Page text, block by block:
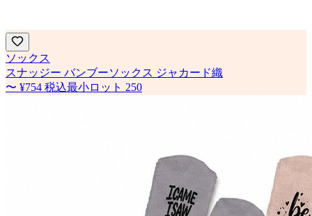
ソックス
スナッジー バンブーソックス ジャカード織
〜 ¥754 税込最小ロット 250